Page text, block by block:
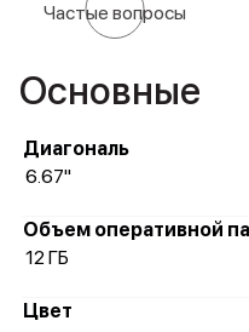
Частые вопросы
Основные
Диагональ
6.67"
Объем оперативной
12 ГБ
Цвет